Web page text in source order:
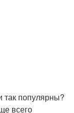
так популярны?
всего